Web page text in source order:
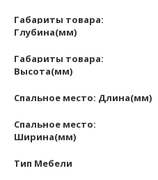
Габариты товара:
Глубина(мм)
Габариты товара:
Высота(мм)
Спальное место: Длина(мм)
Спальное место:
Ширина(мм)
Тип Мебели